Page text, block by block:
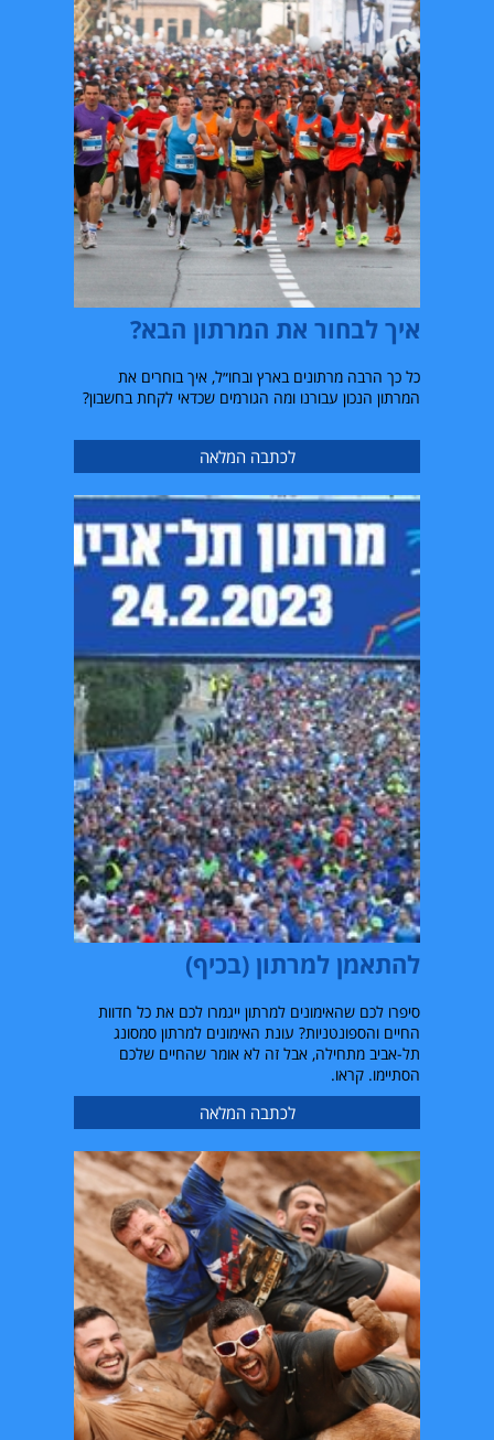
איך לבחור את המרתון הבא?
כל כך הרבה מרתונים בארץ ובחו״ל, איך בוחרים את
המרתון הנכון עבורנו ומה הגורמים שכדאי לקחת בחשבון?
לכתבה המלאה
להתאמן למרתון (בכיף)
סיפרו לכם שהאימונים למרתון ייגמרו לכם את כל חדוות
החיים והספונטניות? עונת האימונים למרתון סמסונג
תל-אביב מתחילה, אבל זה לא אומר שהחיים שלכם
הסתיימו. קראו.
לכתבה המלאה